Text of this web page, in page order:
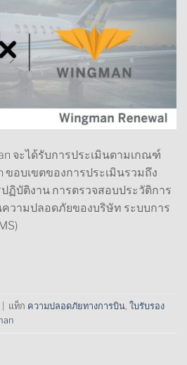
จะได้รับการประเมินตามเกณฑ์
ขอบเขตของการประเมินรวมถึง
ฏิบัติงาน การตรวจสอบประวัติการ
วามปลอดภัยของบริษัท ระบบการ
แท็ก ความปลอดภัยทางการบิน, ใบรับรอง